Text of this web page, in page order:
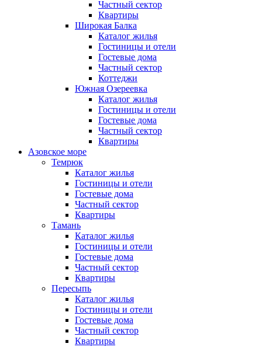
Частный сектор
Квартиры
Широкая Балка
Каталог жилья
Гостиницы и отели
Гостевые дома
Частный сектор
Коттеджи
Южная Озереевка
Каталог жилья
Гостиницы и отели
Гостевые дома
Частный сектор
Квартиры
Азовское море
Темрюк
Каталог жилья
Гостиницы и отели
Гостевые дома
Частный сектор
Квартиры
Тамань
Каталог жилья
Гостиницы и отели
Гостевые дома
Частный сектор
Квартиры
Пересыпь
Каталог жилья
Гостиницы и отели
Гостевые дома
Частный сектор
Квартиры